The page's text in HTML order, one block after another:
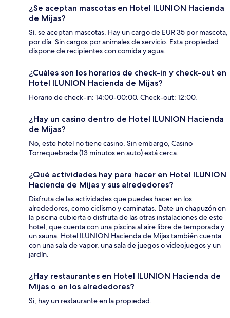
¿Se aceptan mascotas en Hotel ILUNION Hacienda
de Mijas?
Sí, se aceptan mascotas. Hay un cargo de EUR 35 por mascota,
por día. Sin cargos por animales de servicio. Esta propiedad
dispone de recipientes con comida y agua.
¿Cuáles son los horarios de check-in y check-out en
Hotel ILUNION Hacienda de Mijas?
Horario de check-in: 14:00-00:00. Check-out: 12:00.
¿Hay un casino dentro de Hotel ILUNION Hacienda
de Mijas?
No, este hotel no tiene casino. Sin embargo, Casino
Torrequebrada (13 minutos en auto) está cerca.
¿Qué actividades hay para hacer en Hotel ILUNION
Hacienda de Mijas y sus alrededores?
Disfruta de las actividades que puedes hacer en los
alrededores, como ciclismo y caminatas. Date un chapuzón en
la piscina cubierta o disfruta de las otras instalaciones de este
hotel, que cuenta con una piscina al aire libre de temporada y
un sauna. Hotel ILUNION Hacienda de Mijas también cuenta
con una sala de vapor, una sala de juegos o videojuegos y un
jardín.
¿Hay restaurantes en Hotel ILUNION Hacienda de
Mijas o en los alrededores?
Sí, hay un restaurante en la propiedad.